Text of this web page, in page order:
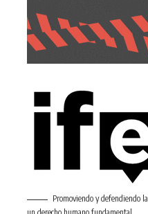
Promoviendo y defendiendo